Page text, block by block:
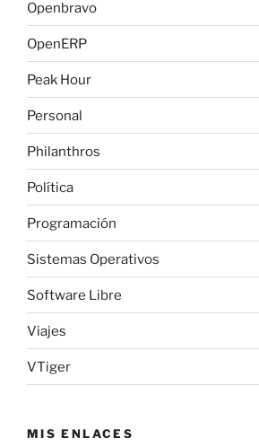
Openbravo
OpenERP
Peak Hour
Personal
Philanthros
Política
Programación
Sistemas Operativos
Software Libre
Viajes
VTiger
MIS ENLACES